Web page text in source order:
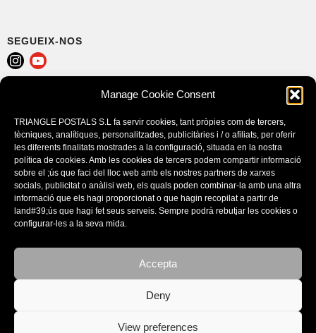
Manage Cookie Consent
TRIANGLE POSTALS S.L fa servir cookies, tant pròpies com de tercers,
tècniques, analítiques, personalitzades, publicitàries i / o afiliats, per oferir
les diferents finalitats mostrades a la configuració, situada en la nostra
política de cookies. Amb les cookies de tercers podem compartir informació
sobre el ;ús que faci del lloc web amb els nostres partners de xarxes
socials, publicitat o anàlisi web, els quals poden combinar-la amb una altra
informació que els hagi proporcionat o que hagin recopilat a partir de
land#39;ús que hagi fet seus serveis. Sempre podrà rebutjar les cookies o
configurar-les a la seva mida.
Accepta
Deny
View preferences
SEGUEIX-NOS
POLÍTICA DE COOKIES (EU)
CONDICIONS DE COMPRA